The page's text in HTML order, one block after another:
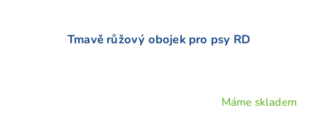
Tmavě růžový obojek pro psy RD
Máme skladem